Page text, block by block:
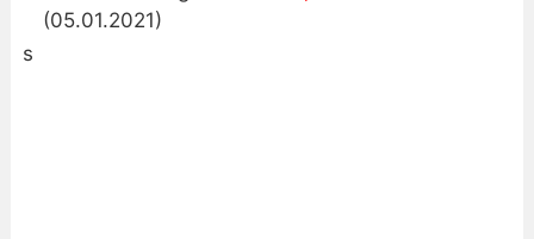
(05.01.2021)
s